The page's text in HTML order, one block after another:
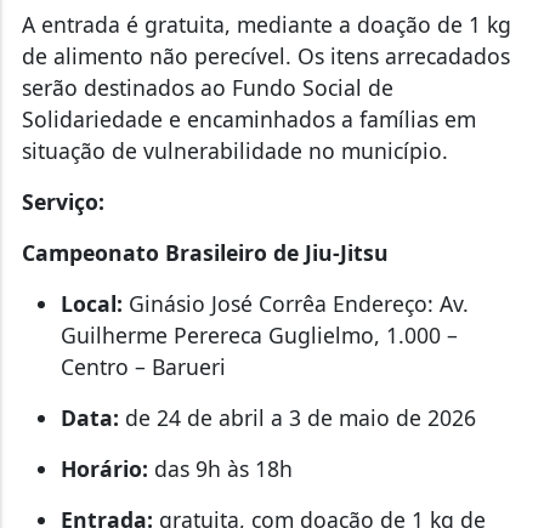
A entrada é gratuita, mediante a doação de 1 kg
de alimento não perecível. Os itens arrecadados
serão destinados ao Fundo Social de
Solidariedade e encaminhados a famílias em
situação de vulnerabilidade no município.
Serviço:
Campeonato Brasileiro de Jiu-Jitsu
Local: Ginásio José Corrêa Endereço: Av.
Guilherme Perereca Guglielmo, 1.000 –
Centro – Barueri
Data: de 24 de abril a 3 de maio de 2026
Horário: das 9h às 18h
Entrada: gratuita, com doação de 1 kg de